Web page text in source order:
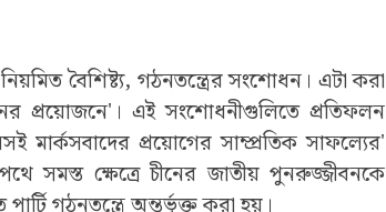
বৈশিষ্ট্য, গঠনতন্ত্রের সংশোধন। এটা করা
প্রয়োজনে'। এই সংশোধনীগুলিতে প্রতিফলন
মার্কসবাদের প্রয়োগের সাম্প্রতিক সাফল্যের'
সমস্ত ক্ষেত্রে চীনের জাতীয় পুনরুজ্জীবনকে